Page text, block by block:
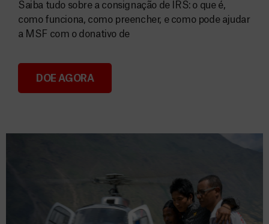
Consignação do IRS 2026
Saiba tudo sobre a consignação de IRS: o que é,
como funciona, como preencher, e como pode ajudar
a MSF com o donativo de
DOE AGORA